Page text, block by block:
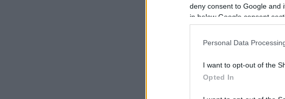
deny consent to Google and
in below Google consent
Personal Data
I want to opt-out of the
Opted In